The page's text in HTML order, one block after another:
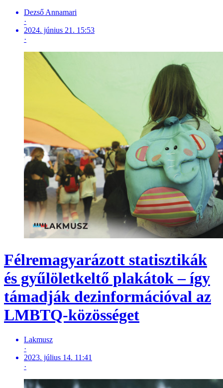
Dezső Annamari
·
2024. június 21. 15:53
·
Félremagyarázott statisztikák
és gyűlöletkeltő plakátok – így
támadják dezinformációval az
LMBTQ-közösséget
Lakmusz
·
2023. július 14. 11:41
·